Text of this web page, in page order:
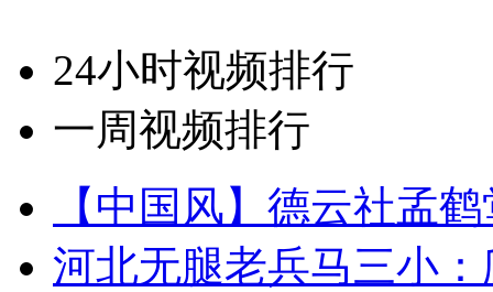
24小时视频排行
一周视频排行
【中国风】德云社孟
河北无腿老兵马三小